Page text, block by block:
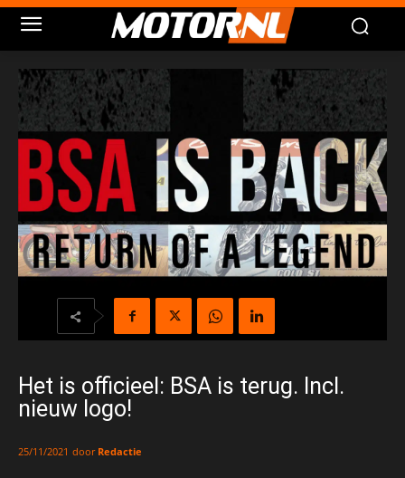
Het is officieel: BSA is terug. Incl.
nieuw logo!
25/11/2021 door Redactie